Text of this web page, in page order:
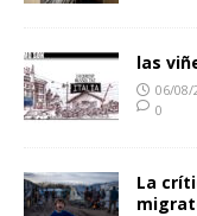
las
06/08/
0
La